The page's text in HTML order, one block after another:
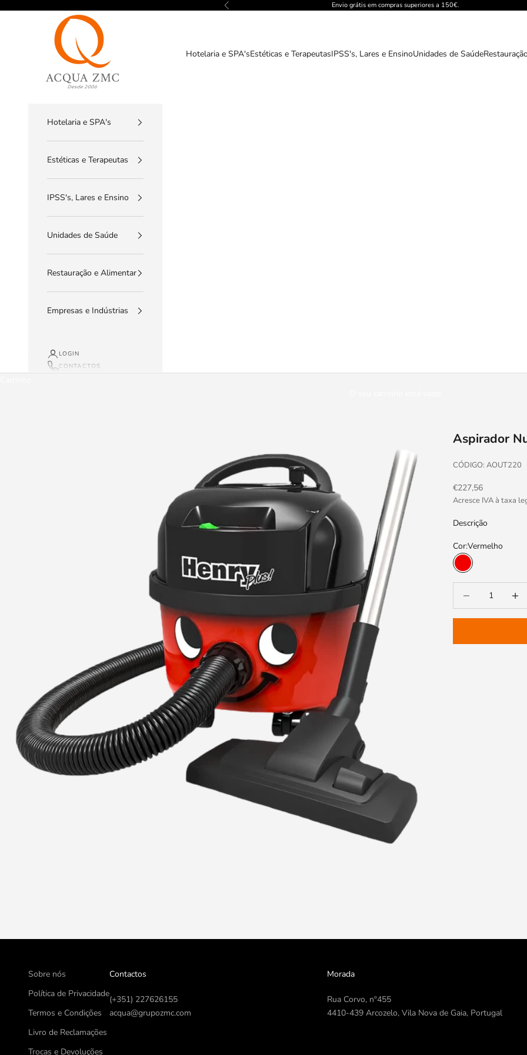
Anterior Envio grátis em compras superiores a 150€.
ACQUA ZMC
Hotelaria e SPA'sEstéticas e TerapeutasIPSS's, Lares e EnsinoUnidades de Saúde
Hotelaria e SPA's
Estéticas e Terapeutas
IPSS's, Lares e Ensino
Unidades de Saúde
Restauração e Alimentar
Empresas e Indústrias
LOGIN
CONTACTOS
Aspirador
CÓDIGO: AOUT220
Preço promocional
€227,56
Acresce IVA à taxa
Descrição
Cor:Vermelho
Vermelho
Sobre nós
Política de Privacidade
Termos e Condições
Livro de Reclamações
Trocas e Devoluções
Contactos
(+351) 227626155
acqua@grupozmc.com
Morada
Rua Corvo, nº455
4410-439 Arcozelo, Vila Nova de Gaia, Portugal